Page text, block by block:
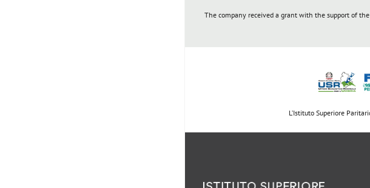
The company received a grant with the support of
L’Istituto Superiore